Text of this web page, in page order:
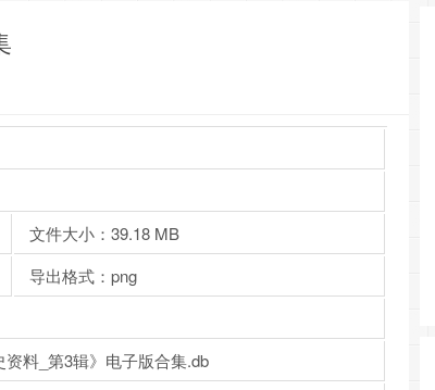
文件大小：39.18 MB
导出格式：png
料_第3辑》电子版合集.db